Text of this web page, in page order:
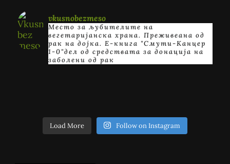
vkusnobezmeso
Место за љубителите на
вегетаријанска храна. Преживеана од
рак на дојка. E-книга "Смути-Канцер
1-0"дел од средствата за донација на
заболени од рак
Load More Follow on Instagram